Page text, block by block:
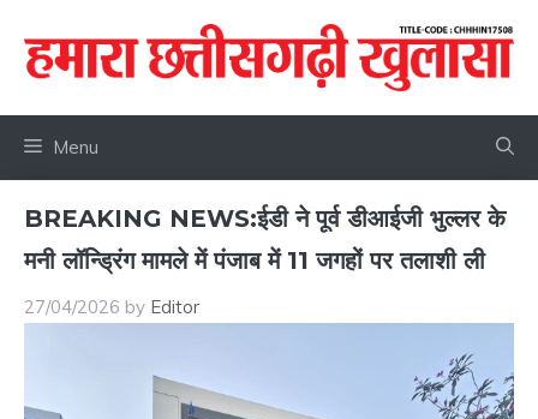
content
Menu
BREAKING NEWS:ईडी ने पूर्व डीआईजी भुल्लर के
मनी लॉन्ड्रिंग मामले में पंजाब में 11 जगहों पर तलाशी ली
27/04/2026 by Editor